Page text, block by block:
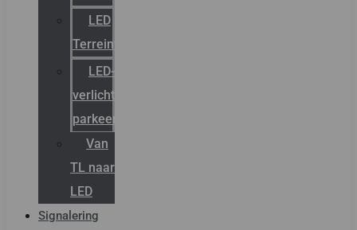
LED
Terreinverlichting
LED-
verlichting
parkeergarage
Van
TL naar
LED
Signalering